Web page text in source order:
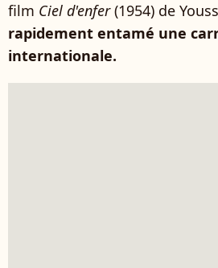
film Ciel d'enfer(1954) de
rapidement entamé une
internationale.